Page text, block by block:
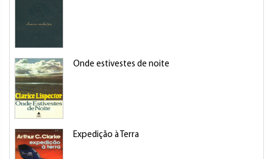
Onde estivestes de noite
Expedição à Terra